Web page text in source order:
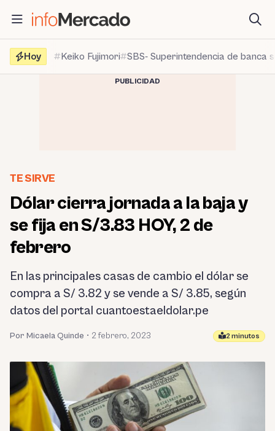
contenido
Hoy
Keiko Fujimori SBS- Superintendencia de banca
PUBLICIDAD
TE SIRVE
Dólar cierra jornada a la baja y
se fija en S/3.83 HOY, 2 de
febrero
En las principales casas de cambio el dólar se
compra a S/ 3.82 y se vende a S/ 3.85, según
datos del portal cuantoestaeldolar.pe
Por Micaela Quinde • 2 febrero, 2023 2 minutos